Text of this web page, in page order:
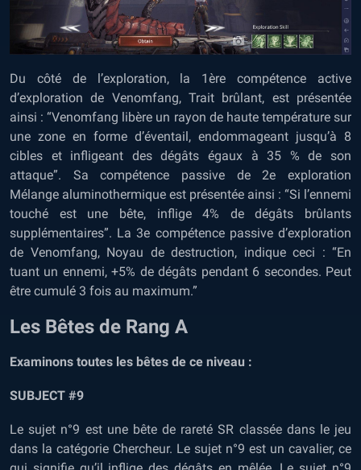
Du côté de l’exploration, la 1ère compétence active
d’exploration de Venomfang, Trait brûlant, est présentée
ainsi : “Venomfang libère un rayon de haute température sur
une zone en forme d’éventail, endommageant jusqu’à 8
cibles et infligeant des dégâts égaux à 35 % de son
attaque”. Sa compétence passive de 2e exploration
Mélange aluminothermique est présentée ainsi : “Si l’ennemi
touché est une bête, inflige 4% de dégâts brûlants
supplémentaires”. La 3e compétence passive d’exploration
de Venomfang, Noyau de destruction, indique ceci : “En
tuant un ennemi, +5% de dégâts pendant 6 secondes. Peut
être cumulé 3 fois au maximum.”
Les Bêtes de Rang A
Examinons toutes les bêtes de ce niveau :
SUBJECT #9
Le sujet n°9 est une bête de rareté SR classée dans le jeu
dans la catégorie Chercheur. Le sujet n°9 est un cavalier, ce